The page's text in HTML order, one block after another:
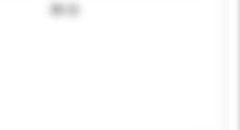
30 日